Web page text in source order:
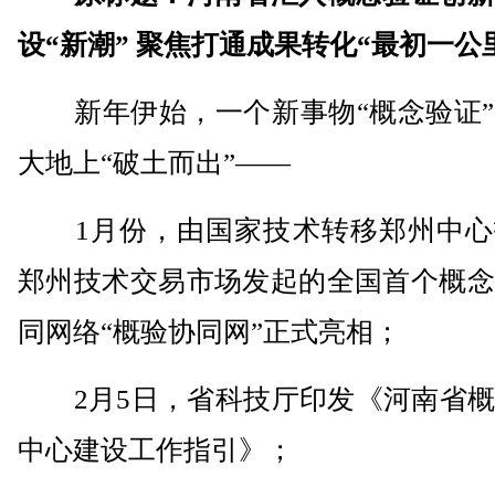
设“新潮” 聚焦打通成果转化“最初一公
新年伊始，一个新事物“概念验证
大地上“破土而出”——
1月份，由国家技术转移郑州中心
郑州技术交易市场发起的全国首个概
同网络“概验协同网”正式亮相；
2月5日，省科技厅印发《河南省
中心建设工作指引》；